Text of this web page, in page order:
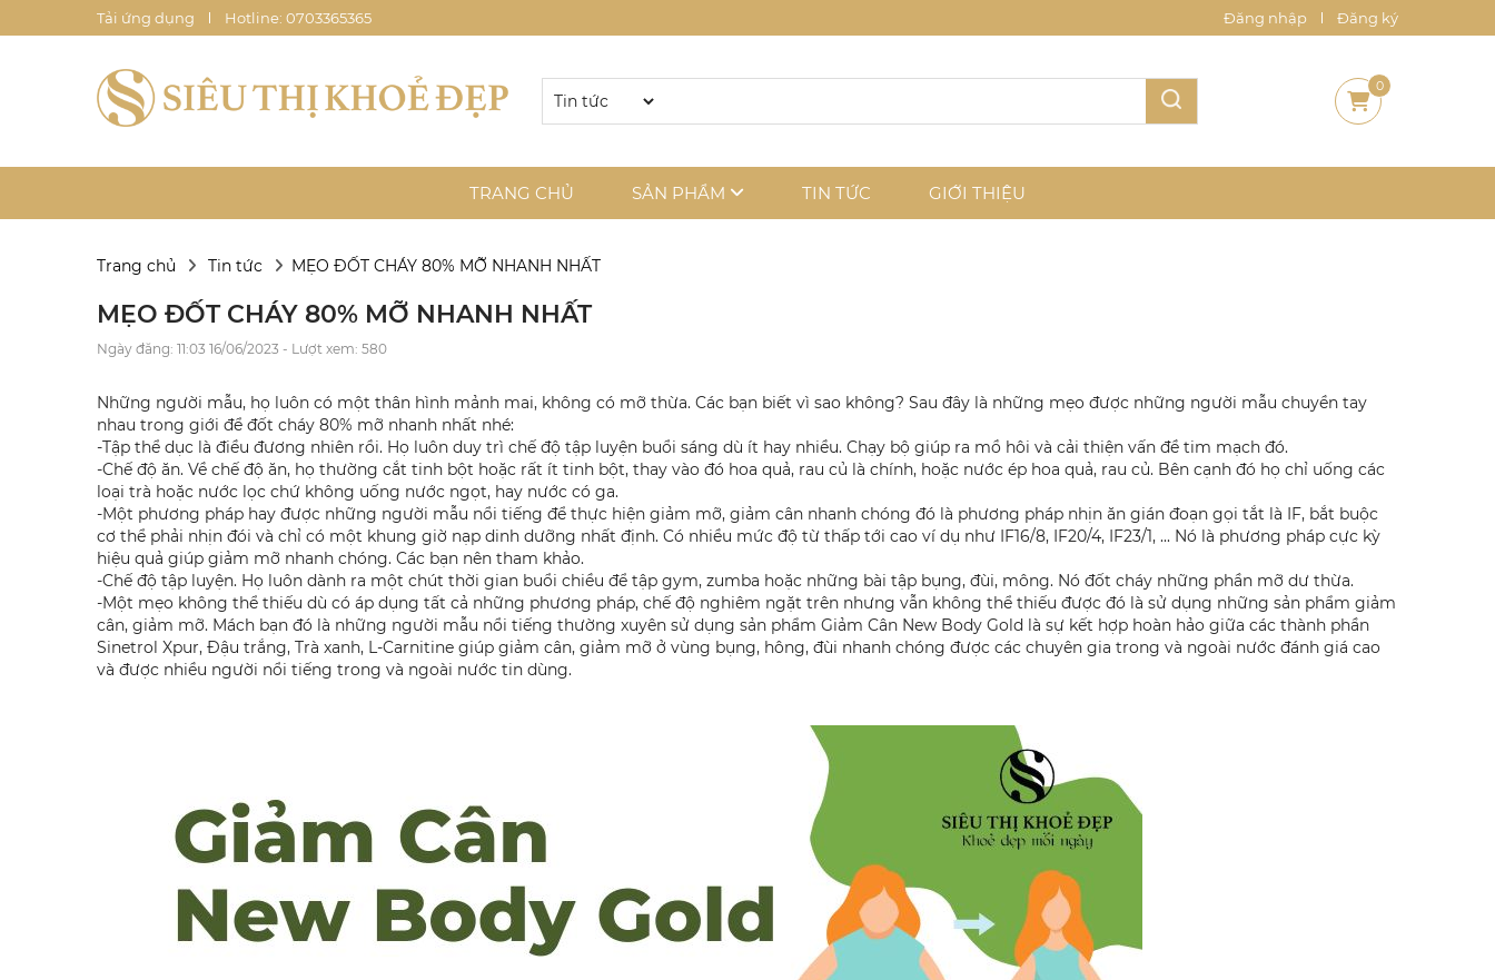
Tải ứng dụng Hotline: 0703365365 Đăng nhập Đăng ký
0
TRANG CHỦ SẢN PHẨM TIN TỨC GIỚI THIỆU
Trang chủ Tin tức MẸO ĐỐT CHÁY 80% MỠ NHANH NHẤT
MẸO ĐỐT CHÁY 80% MỠ NHANH NHẤT
Ngày đăng: 11:03 16/06/2023 - Lượt xem: 580
Những người mẫu, họ luôn có một thân hình mảnh mai, không có mỡ thừa. Các bạn biết vì sao không? Sau đây là những mẹo được những người mẫu chuyền tay
nhau trong giới để đốt cháy 80% mỡ nhanh nhất nhé:
-Tập thể dục là điều đương nhiên rồi. Họ luôn duy trì chế độ tập luyện buổi sáng dù ít hay nhiều. Chạy bộ giúp ra mồ hôi và cải thiện vấn đề tim mạch đó.
-Chế độ ăn. Về chế độ ăn, họ thường cắt tinh bột hoặc rất ít tinh bột, thay vào đó hoa quả, rau củ là chính, hoặc nước ép hoa quả, rau củ. Bên cạnh đó họ chỉ uống các
loại trà hoặc nước lọc chứ không uống nước ngọt, hay nước có ga.
-Một phương pháp hay được những người mẫu nổi tiếng để thực hiện giảm mỡ, giảm cân nhanh chóng đó là phương pháp nhịn ăn gián đoạn gọi tắt là IF, bắt buộc
cơ thể phải nhịn đói và chỉ có một khung giờ nạp dinh dưỡng nhất định. Có nhiều mức độ từ thấp tới cao ví dụ như IF16/8, IF20/4, IF23/1, ... Nó là phương pháp cực kỳ
hiệu quả giúp giảm mỡ nhanh chóng. Các bạn nên tham khảo.
-Chế độ tập luyện. Họ luôn dành ra một chút thời gian buổi chiều để tập gym, zumba hoặc những bài tập bụng, đùi, mông. Nó đốt cháy những phần mỡ dư thừa.
-Một mẹo không thể thiếu dù có áp dụng tất cả những phương pháp, chế độ nghiêm ngặt trên nhưng vẫn không thể thiếu được đó là sử dụng những sản phẩm giảm
cân, giảm mỡ. Mách bạn đó là những người mẫu nổi tiếng thường xuyên sử dụng sản phẩm Giảm Cân New Body Gold là sự kết hợp hoàn hảo giữa các thành phần
Sinetrol Xpur, Đậu trắng, Trà xanh, L-Carnitine giúp giảm cân, giảm mỡ ở vùng bụng, hông, đùi nhanh chóng được các chuyên gia trong và ngoài nước đánh giá cao
và được nhiều người nổi tiếng trong và ngoài nước tin dùng.